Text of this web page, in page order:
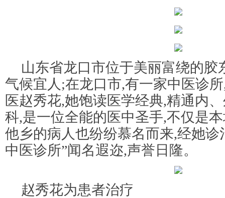
山东省龙口市位于美丽富绕的胶
气候宜人;在龙口市,有一家中医诊
医赵秀花,她饱读医学经典,精通内
科,是一位全能的医中圣手,不仅是
他乡的病人也纷纷慕名而来,经她诊
中医诊所”闻名遐迩,声誉日隆。
赵秀花为患者治疗